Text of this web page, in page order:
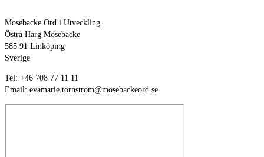
Mosebacke Ord i Utveckling
Östra Harg Mosebacke
585 91 Linköping
Sverige
Tel: +46 708 77 11 11
Email: evamarie.tornstrom@mosebackeord.se